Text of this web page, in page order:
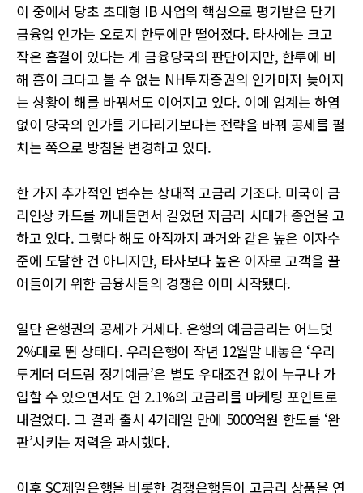
이 중에서 당초 초대형 IB 사업의 핵심으로 평가받은 단기
금융업 인가는 오로지 한투에만 떨어졌다. 타사에는 크고
작은 흠결이 있다는 게 금융당국의 판단이지만, 한투에 비
해 흠이 크다고 볼 수 없는 NH투자증권의 인가마저 늦어지
는 상황이 해를 바꿔서도 이어지고 있다. 이에 업계는 하염
없이 당국의 인가를 기다리기보다는 전략을 바꿔 공세를 펼
치는 쪽으로 방침을 변경하고 있다.
한 가지 추가적인 변수는 상대적 고금리 기조다. 미국이 금
리인상 카드를 꺼내들면서 길었던 저금리 시대가 종언을 고
하고 있다. 그렇다 해도 아직까지 과거와 같은 높은 이자수
준에 도달한 건 아니지만, 타사보다 높은 이자로 고객을 끌
어들이기 위한 금융사들의 경쟁은 이미 시작됐다.
일단 은행권의 공세가 거세다. 은행의 예금금리는 어느덧
2%대로 뛴 상태다. 우리은행이 작년 12월말 내놓은 ‘우리
투게더 더드림 정기예금’은 별도 우대조건 없이 누구나 가
입할 수 있으면서도 연 2.1%의 고금리를 마케팅 포인트로
내걸었다. 그 결과 출시 4거래일 만에 5000억원 한도를 ‘완
판’시키는 저력을 과시했다.
이후 SC제일은행을 비롯한 경쟁은행들이 고금리 상품을 연